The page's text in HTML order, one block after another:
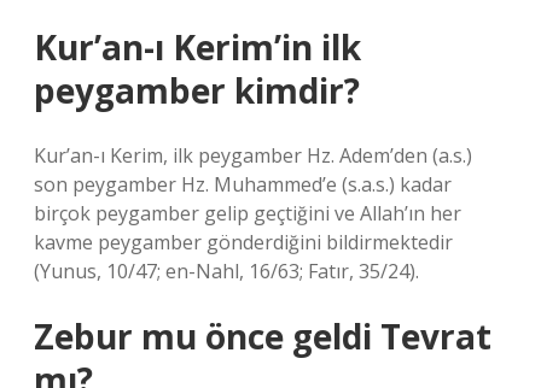
Kur’an-ı Kerim’in ilk
peygamber kimdir?
Kur’an-ı Kerim, ilk peygamber Hz. Adem’den (a.s.)
son peygamber Hz. Muhammed’e (s.a.s.) kadar
birçok peygamber gelip geçtiğini ve Allah’ın her
kavme peygamber gönderdiğini bildirmektedir
(Yunus, 10/47; en-Nahl, 16/63; Fatır, 35/24).
Zebur mu önce geldi Tevrat